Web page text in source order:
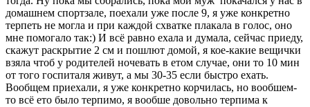
домашнем спортзале, поехали уже после 9, я уже конкретно
терпеть не могла и при каждой схватке плакала в голос, оно
мне помогало так:) И всё равно ехала и думала, сейчас приеду,
скажут раскрытие 2 см и пошлют домой, я кое-какие вещички
взяла чтоб у родителей ночевать в етом случае, они то 10 мин
от того госпиталя живут, а мы 30-35 если быстро ехать.
Вообщем приехали, я уже конкретно корчилась, но вообшем-
то всё ето было терпимо, я вообше довольно терпима к